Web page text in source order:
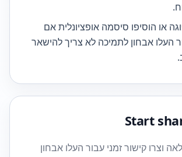
או הוסיפו סיסמה אופציונלית אם
העלו אבחון לתמיכה לא צריך להישאר
Start
וצרו קישור זמני עבור העלו אבחון